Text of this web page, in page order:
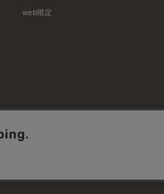
web限定